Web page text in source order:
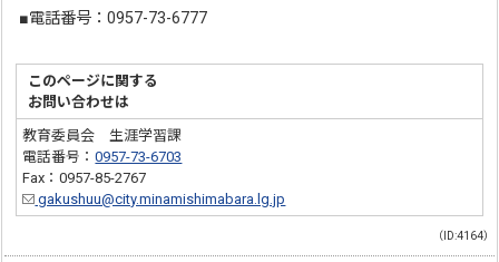
■電話番号：0957-73-6777
このページに関する
お問い合わせは
教育委員会 生涯学習課
電話番号：0957-73-6703
Fax：0957-85-2767
gakushuu@city.minamishimabara.lg.jp
（ID:4164）